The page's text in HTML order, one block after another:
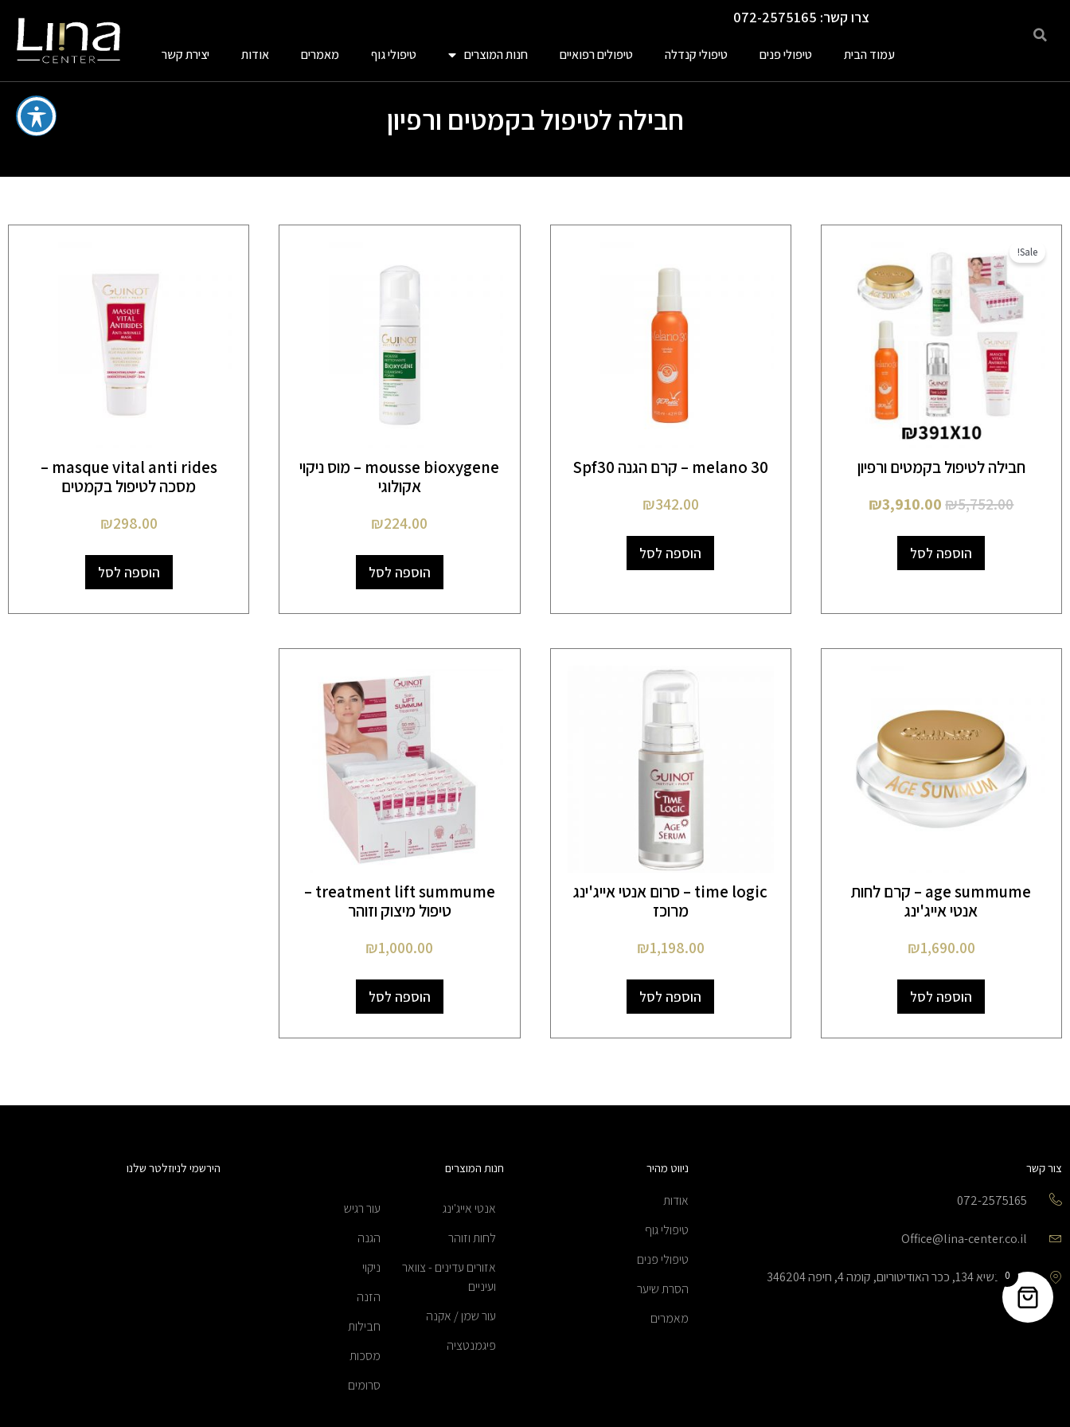
צרו קשר: 072-2575165
עמוד הבית טיפולי פנים טיפולי קנדלה טיפולים רפואיים חנות המוצרים טיפולי גוף מאמרים אודות יצירת קשר
חבילה לטיפול בקמטים ורפיון
Sale!
חבילה לטיפול בקמטים ורפיון
₪5,752.00
המקורי
היה:
₪5,752.00.
₪3,910.00
הוא:
₪3,910.00.
הוספה לסל
melano 30 – קרם הגנה Spf30
₪342.00
הוספה לסל
mousse bioxygene – מוס ניקוי
אקולוגי
₪224.00
הוספה לסל
masque vital anti rides –
מסכה לטיפול בקמטים
₪298.00
הוספה לסל
age summume – קרם לחות
אנטי אייג'ינג
₪1,690.00
הוספה לסל
time logic – סרום אנטי אייג'ינג
מרוכז
₪1,198.00
הוספה לסל
treatment lift summume –
טיפול מיצוק וזוהר
₪1,000.00
הוספה לסל
צור קשר
072-2575165
Office@lina-center.co.il
שד’ הנשיא 134, ככר האודיטוריום, קומה 4, חיפה 346204
ניווט מהיר
אודות
טיפולי גוף
טיפולי פנים
הסרת שיער
מאמרים
חנות המוצרים
אנטי אייג'ינג
לחות וזוהר
אזורים עדינים - צוואר
ועיניים
עור שמן / אקנה
פיגמנטציה
עור רגיש
הגנה
ניקוי
הזנה
חבילות
מסכות
סרומים
הירשמי לניוזלטר שלנו
0